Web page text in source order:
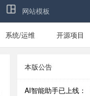
网站模板
系统/运维 开源项目
本版公告
AI智能助手已上线：